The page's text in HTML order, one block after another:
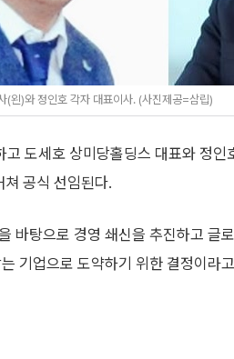
왼)와 정인호 각자 대표이사. (사진제공=삼립)
도세호 상미당홀딩스 대표와 정
공식 선임된다.
바탕으로 경영 쇄신을 추진하고 글
기업으로 도약하기 위한 결정이라